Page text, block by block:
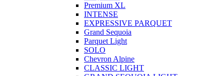
Premium XL
INTENSE
EXPRESSIVE PARQUET
Grand Sequoia
Parquet Light
SOLO
Chevron Alpine
CLASSIC LIGHT